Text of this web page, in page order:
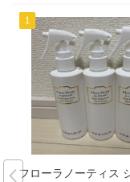
フローラノーティス